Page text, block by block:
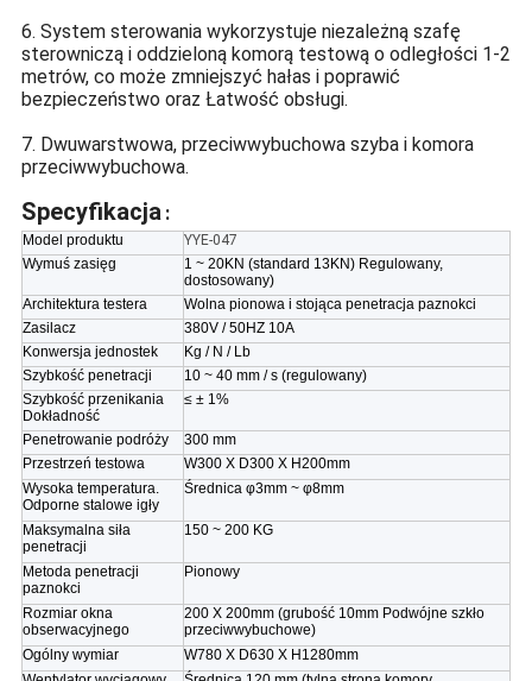
6. System sterowania wykorzystuje niezależną szafę
sterowniczą i oddzieloną komorą testową o odległości 1-2
metrów, co może zmniejszyć hałas i poprawić
bezpieczeństwo oraz Łatwość obsługi.
7. Dwuwarstwowa, przeciwwybuchowa szyba i komora
przeciwwybuchowa.
Specyfikacja :
Model produktu
YYE-047
Wymuś zasięg
1 ~ 20KN (standard 13KN) Regulowany,
dostosowany)
Architektura testera
Wolna pionowa i stojąca penetracja paznokci
Zasilacz
380V / 50HZ 10A
Konwersja jednostek
Kg / N / Lb
Szybkość penetracji
10 ~ 40 mm / s (regulowany)
Szybkość przenikania
Dokładność
≤ ± 1%
Penetrowanie podróży
300 mm
Przestrzeń testowa
W300 X D300 X H200mm
Wysoka temperatura.
Odporne stalowe igły
Średnica φ3mm ~ φ8mm
Maksymalna siła
penetracji
150 ~ 200 KG
Metoda penetracji
paznokci
Pionowy
Rozmiar okna
obserwacyjnego
200 X 200mm (grubość 10mm Podwójne szkło
przeciwwybuchowe)
Ogólny wymiar
W780 X D630 X H1280mm